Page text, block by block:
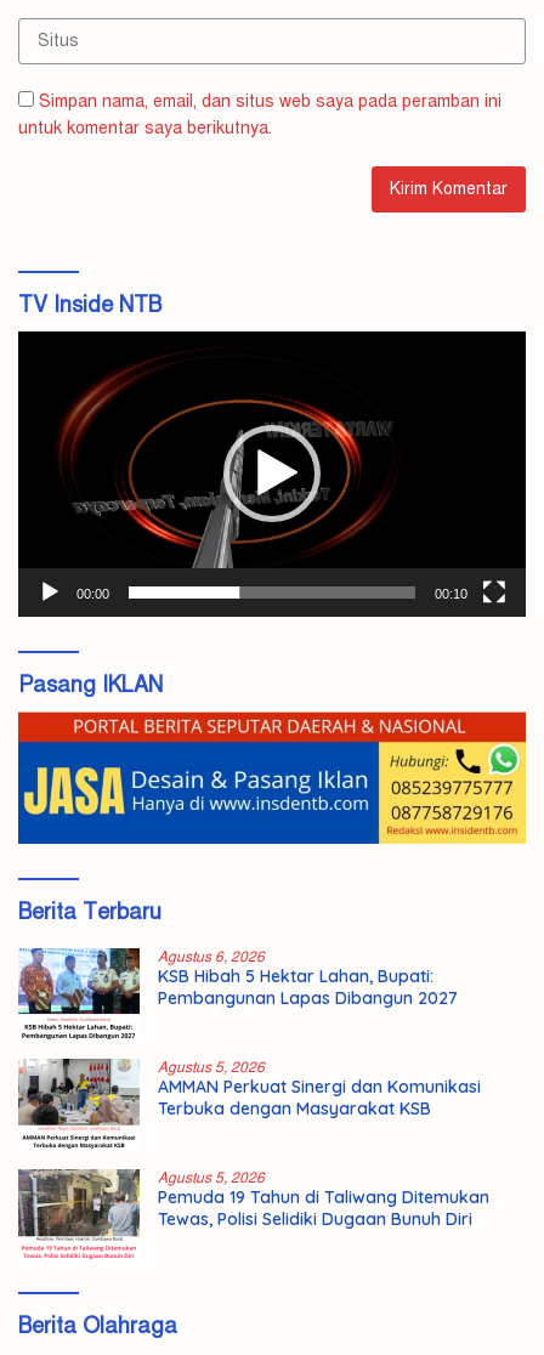
Simpan nama, email, dan situs web saya pada peramban ini
untuk komentar saya berikutnya.
TV Inside NTB
00:00 00:10
Pasang IKLAN
Berita Terbaru
Agustus 6, 2026
KSB Hibah 5 Hektar Lahan, Bupati:
Pembangunan Lapas Dibangun 2027
Agustus 5, 2026
AMMAN Perkuat Sinergi dan Komunikasi
Terbuka dengan Masyarakat KSB
Agustus 5, 2026
Pemuda 19 Tahun di Taliwang Ditemukan
Tewas, Polisi Selidiki Dugaan Bunuh Diri
Berita Olahraga